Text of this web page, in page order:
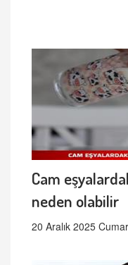
Cam
neden olabilir
20 Aralık 2025